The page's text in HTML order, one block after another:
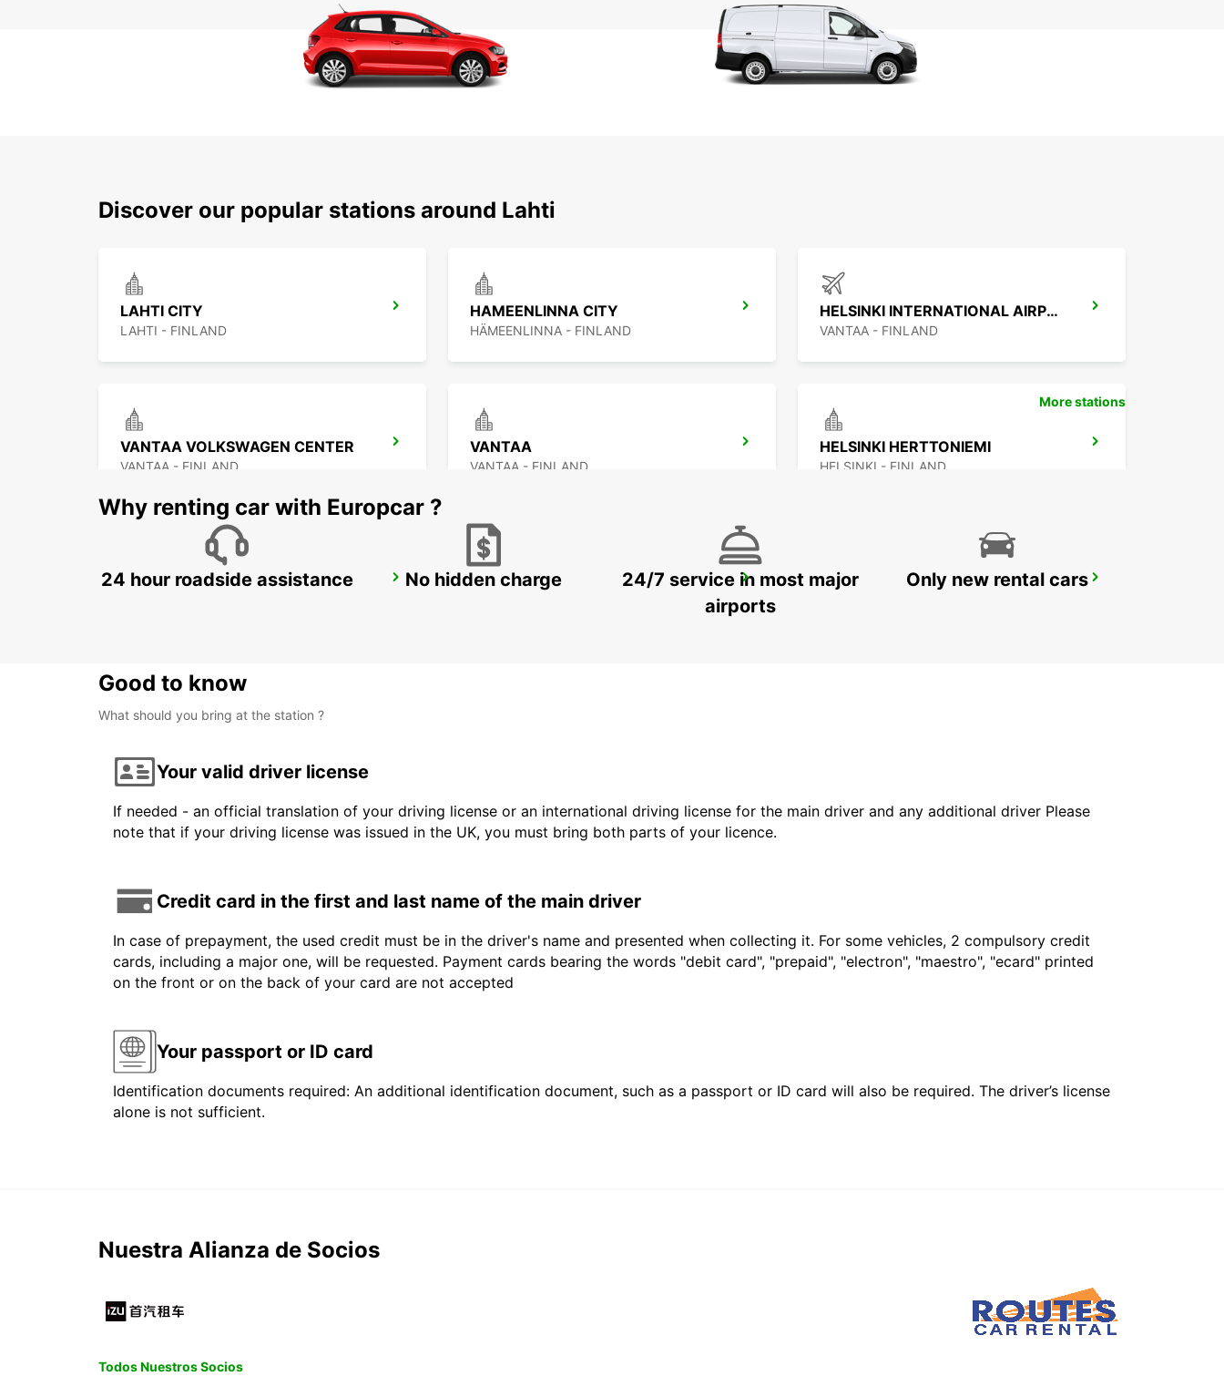
Discover our popular stations around Lahti
LAHTI CITY
LAHTI - FINLAND
HAMEENLINNA CITY
HÄMEENLINNA - FINLAND
HELSINKI INTERNATIONAL AIRPORT
VANTAA - FINLAND
VANTAA VOLKSWAGEN CENTER
VANTAA - FINLAND
VANTAA
VANTAA - FINLAND
HELSINKI HERTTONIEMI
HELSINKI - FINLAND
HELSINKI CITY ESPOO ESPOO VOLKSWAGEN CENTER
More stations
Why renting car with Europcar ?
24 hour roadside assistance No hidden charge
24/7 service in most major
airports
Only new rental cars
Good to know
What should you bring at the station ?
Your valid driver license
If needed - an official translation of your driving license or an international driving license for the main driver and any additional driver Please
note that if your driving license was issued in the UK, you must bring both parts of your licence.
Credit card in the first and last name of the main driver
In case of prepayment, the used credit must be in the driver's name and presented when collecting it. For some vehicles, 2 compulsory credit
cards, including a major one, will be requested. Payment cards bearing the words "debit card", "prepaid", "electron", "maestro", "ecard" printed
on the front or on the back of your card are not accepted
Your passport or ID card
Identification documents required: An additional identification document, such as a passport or ID card will also be required. The driver’s license
alone is not sufficient.
Nuestra Alianza de Socios
Todos Nuestros Socios